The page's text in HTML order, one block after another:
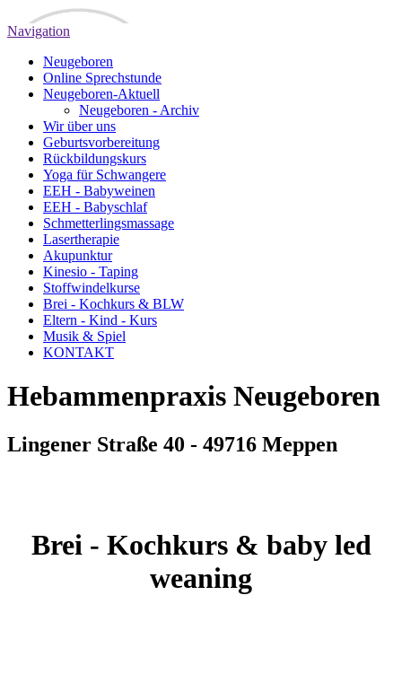
Navigation
Neugeboren
Online Sprechstunde
Neugeboren-Aktuell
Neugeboren - Archiv
Wir über uns
Geburtsvorbereitung
Rückbildungskurs
Yoga für Schwangere
EEH - Babyweinen
EEH - Babyschlaf
Schmetterlingsmassage
Lasertherapie
Akupunktur
Kinesio - Taping
Stoffwindelkurse
Brei - Kochkurs & BLW
Eltern - Kind - Kurs
Musik & Spiel
KONTAKT
Hebammenpraxis Neugeboren
Lingener Straße 40 - 49716 Meppen
Brei - Kochkurs & baby led
weaning